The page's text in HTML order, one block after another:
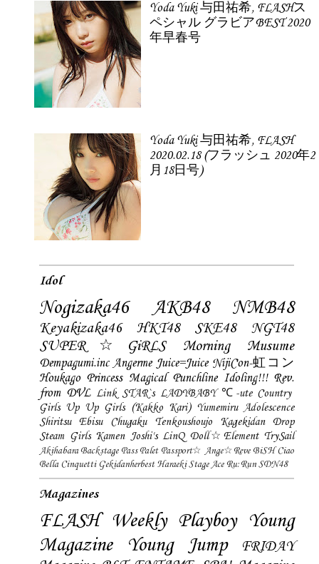
Yoda Yuki 与田祐希, FLASHス
ペシャル グラビアBEST 2020
年早春号
Yoda Yuki 与田祐希, FLASH
2020.02.18 (フラッシュ 2020年2
月18日号)
Idol
Nogizaka46 AKB48 NMB48
Keyakizaka46 HKT48 SKE48
NGT48
SUPER☆GiRLS
Morning Musume
Dempagumi.inc Angerme Juice=Juice NijiCon-虹コン
Houkago Princess Magical Punchline Idoling!!! Rev.
from DVL Link STAR`s LADYBABY ℃-ute Country
Girls Up Up Girls (Kakko Kari) Yumemiru Adolescence
Shiritsu Ebisu Chugaku
Tenkoushoujo Kagekidan
Drop
Steam Girls Kamen Joshi's LinQ Doll☆Element TrySail
Akihabara Backstage Pass Palet Passport☆ Ange☆Reve BiSH Ciao
Bella Cinquetti Gekidanherbest Haraeki Stage Ace Ru:Run SDN48
Magazines
FLASH Weekly Playboy Young
Magazine
Young Jump
FRIDAY